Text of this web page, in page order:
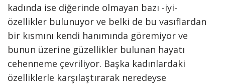
kadında ise diğerinde olmayan bazı -iyi-
özellikler bulunuyor ve belki de bu vasıflardan
bir kısmını kendi hanımında göremiyor ve
bunun üzerine güzellikler bulunan hayatı
cehenneme çevriliyor. Başka kadınlardaki
özelliklerle karşılaştırarak neredeyse